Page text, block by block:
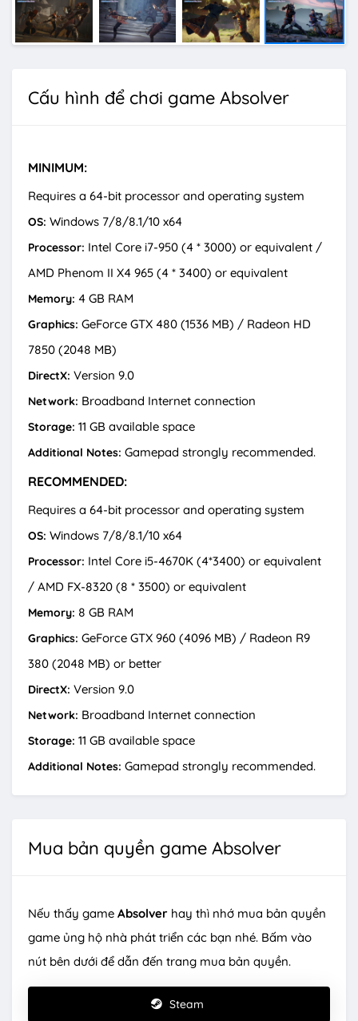
Cấu hình để chơi game Absolver
MINIMUM:
Requires a 64-bit processor and operating system
OS: Windows 7/8/8.1/10 x64
Processor: Intel Core i7-950 (4 * 3000) or equivalent /
AMD Phenom II X4 965 (4 * 3400) or equivalent
Memory: 4 GB RAM
Graphics: GeForce GTX 480 (1536 MB) / Radeon HD
7850 (2048 MB)
DirectX: Version 9.0
Network: Broadband Internet connection
Storage: 11 GB available space
Additional Notes: Gamepad strongly recommended.
RECOMMENDED:
Requires a 64-bit processor and operating system
OS: Windows 7/8/8.1/10 x64
Processor: Intel Core i5-4670K (4*3400) or equivalent
/ AMD FX-8320 (8 * 3500) or equivalent
Memory: 8 GB RAM
Graphics: GeForce GTX 960 (4096 MB) / Radeon R9
380 (2048 MB) or better
DirectX: Version 9.0
Network: Broadband Internet connection
Storage: 11 GB available space
Additional Notes: Gamepad strongly recommended.
Mua bản quyền game Absolver
Nếu thấy game Absolver hay thì nhớ mua bản quyền
game ủng hộ nhà phát triển các bạn nhé. Bấm vào
nút bên dưới để dẫn đến trang mua bản quyền.
Steam